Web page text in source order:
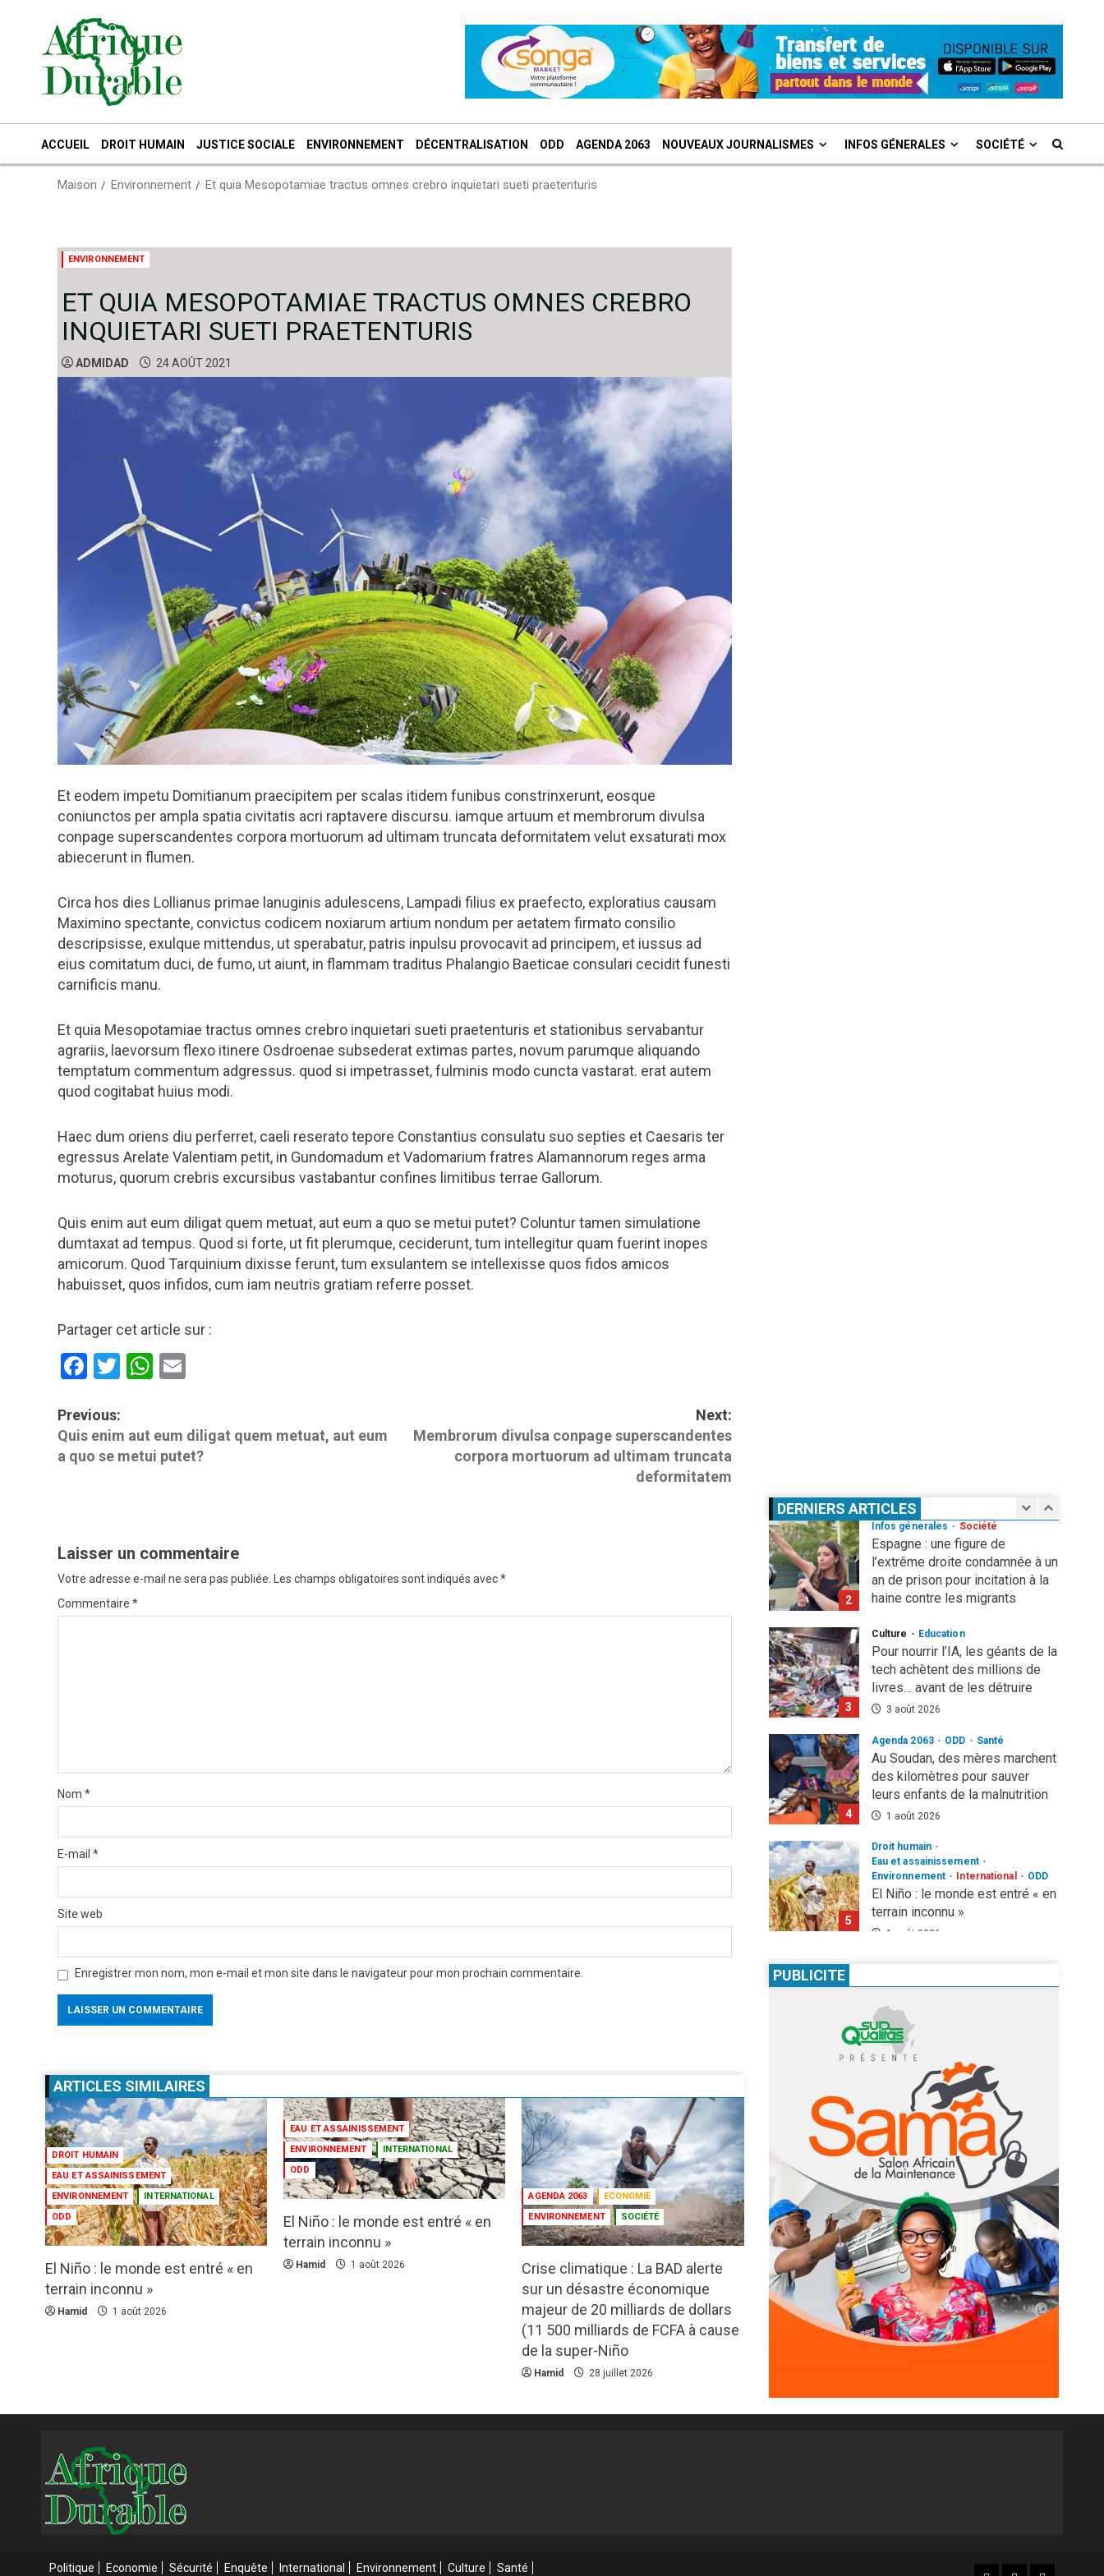
ACCUEIL DROIT HUMAIN JUSTICE SOCIALE ENVIRONNEMENT DÉCENTRALISATION ODD AGENDA 2063 NOUVEAUX JOURNALISMES INFOS GÉNERALES SOCIÉTÉ
Maison Environnement Et quia Mesopotamiae tractus omnes crebro inquietari sueti praetenturis
ENVIRONNEMENT
ET QUIA MESOPOTAMIAE TRACTUS OMNES CREBRO
INQUIETARI SUETI PRAETENTURIS
ADMIDAD 24 AOÛT 2021
Et eodem impetu Domitianum praecipitem per scalas itidem funibus constrinxerunt, eosque
coniunctos per ampla spatia civitatis acri raptavere discursu. iamque artuum et membrorum divulsa
conpage superscandentes corpora mortuorum ad ultimam truncata deformitatem velut exsaturati mox
abiecerunt in flumen.
Circa hos dies Lollianus primae lanuginis adulescens, Lampadi filius ex praefecto, exploratius causam
Maximino spectante, convictus codicem noxiarum artium nondum per aetatem firmato consilio
descripsisse, exulque mittendus, ut sperabatur, patris inpulsu provocavit ad principem, et iussus ad
eius comitatum duci, de fumo, ut aiunt, in flammam traditus Phalangio Baeticae consulari cecidit funesti
carnificis manu.
Et quia Mesopotamiae tractus omnes crebro inquietari sueti praetenturis et stationibus servabantur
agrariis, laevorsum flexo itinere Osdroenae subsederat extimas partes, novum parumque aliquando
temptatum commentum adgressus. quod si impetrasset, fulminis modo cuncta vastarat. erat autem
quod cogitabat huius modi.
Haec dum oriens diu perferret, caeli reserato tepore Constantius consulatu suo septies et Caesaris ter
egressus Arelate Valentiam petit, in Gundomadum et Vadomarium fratres Alamannorum reges arma
moturus, quorum crebris excursibus vastabantur confines limitibus terrae Gallorum.
Quis enim aut eum diligat quem metuat, aut eum a quo se metui putet? Coluntur tamen simulatione
dumtaxat ad tempus. Quod si forte, ut fit plerumque, ceciderunt, tum intellegitur quam fuerint inopes
amicorum. Quod Tarquinium dixisse ferunt, tum exsulantem se intellexisse quos fidos amicos
habuisset, quos infidos, cum iam neutris gratiam referre posset.
Partager cet article sur :
Facebook
TwitterWhatsApp
P
o
a
v
i
n
Previous:
Quis enim aut eum diligat quem metuat, aut eum
a quo se metui putet?
Next:
Membrorum divulsa conpage superscandentes
corpora mortuorum ad ultimam truncata
deformitatem
Laisser un commentaire
Votre adresse e-mail ne sera pas publiée. Les champs obligatoires sont indiqués avec*
Commentaire *
Nom *
E-mail *
Site web
Enregistrer mon nom, mon e-mail et mon site dans le navigateur pour mon prochain commentaire.
ARTICLES SIMILAIRES
DROIT HUMAIN
EAU ET ASSAINISSEMENT
ENVIRONNEMENT
INTERNATIONAL
ODD
El Niño : le monde est entré « en
terrain inconnu »
Hamid 1 août 2026
EAU ET ASSAINISSEMENT
ENVIRONNEMENT
INTERNATIONAL
ODD
El Niño : le monde est entré « en
terrain inconnu »
Hamid 1 août 2026
AGENDA 2063
ECONOMIE
ENVIRONNEMENT
SOCIÉTÉ
Crise climatique : La BAD alerte
sur un désastre économique
majeur de 20 milliards de dollars
(11 500 milliards de FCFA à cause
de la super-Niño
Hamid 28 juillet 2026
DERNIERS ARTICLES
7 août 2026
2
Infos génerales Société
Espagne : une figure de
l’extrême droite condamnée à un
an de prison pour incitation à la
haine contre les migrants
4 août 2026
3
Culture Education
Pour nourrir l’IA, les géants de la
tech achètent des millions de
livres… avant de les détruire
3 août 2026
4
Agenda 2063 ODD Santé
Au Soudan, des mères marchent
des kilomètres pour sauver
leurs enfants de la malnutrition
1 août 2026
5
Droit humain
Eau et assainissement
Environnement
International ODD
El Niño : le monde est entré « en
terrain inconnu »
1 août 2026
1
81 ans après Hiroshima, l’ONU
sonne l’alarme : le spectre d’une
guerre nucléaire refait surface
7 août 2026
2
Infos génerales Société
Espagne : une figure de
l’extrême droite condamnée à un
an de prison pour incitation à la
haine contre les migrants
Marocains
4 août 2026
3
Culture Education
Pour nourrir l’IA, les géants de la
tech achètent des millions de
livres… avant de les détruire
3 août 2026
Agenda 2063 ODD Santé
Au Soudan, des mères marchent
des kilomètres pour sauver
leurs enfants de la malnutrition
1 août 2026
PUBLICITE
Politique Economie Sécurité Enquête International Environnement Culture Santé